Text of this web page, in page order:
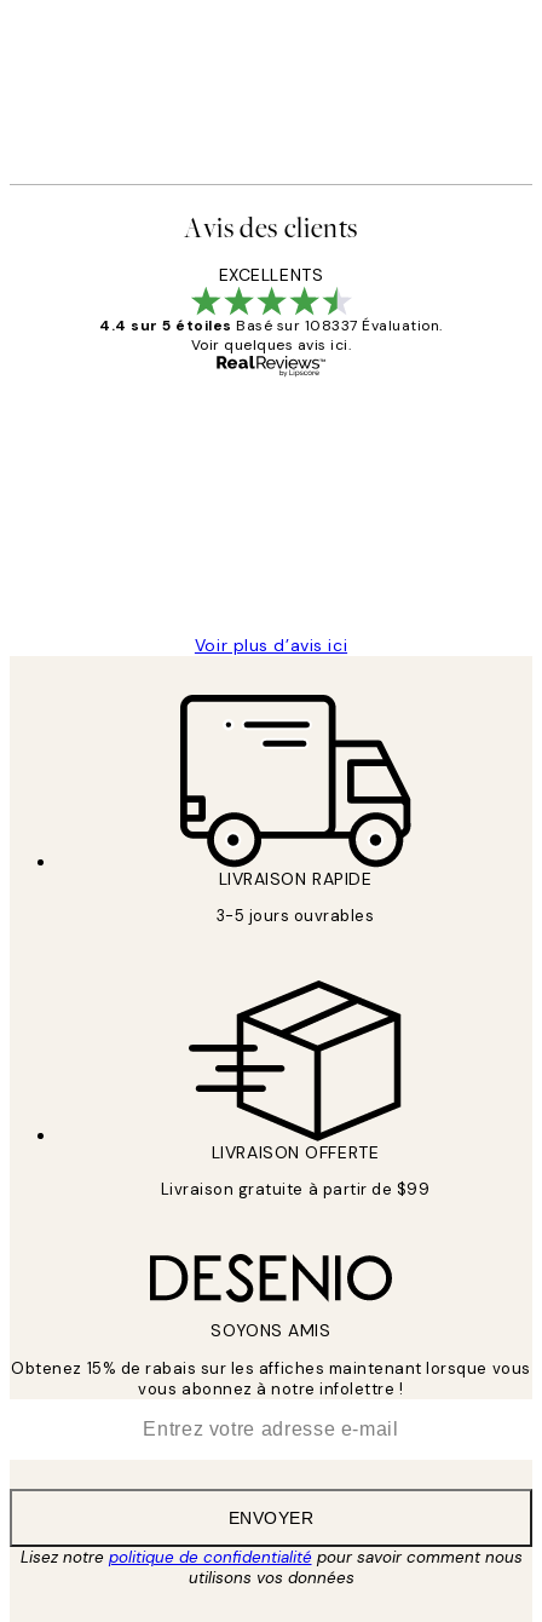
Avis des clients
EXCELLENTS
4.4 sur 5 étoiles Basé sur 108337 Évaluation.
Voir quelques avis ici.
Voir plus d’avis ici
LIVRAISON RAPIDE
3-5 jours ouvrables
LIVRAISON OFFERTE
Livraison gratuite à partir de $99
SOYONS AMIS
Obtenez 15% de rabais sur les affiches maintenant lorsque vous
vous abonnez à notre infolettre !
ENVOYER
Lisez notre politique de confidentialitépour savoir comment nous
utilisons vos données